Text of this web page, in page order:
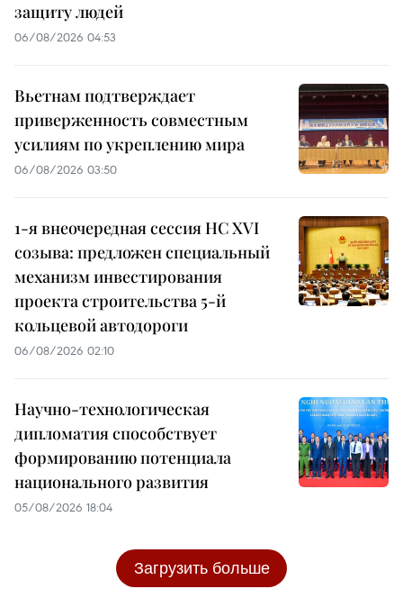
защиту людей
06/08/2026 04:53
Вьетнам подтверждает
приверженность совместным
усилиям по укреплению мира
06/08/2026 03:50
1-я внеочередная сессия НС XVI
созыва: предложен специальный
механизм инвестирования
проекта строительства 5-й
кольцевой автодороги
06/08/2026 02:10
Научно-технологическая
дипломатия способствует
формированию потенциала
национального развития
05/08/2026 18:04
Загрузить больше